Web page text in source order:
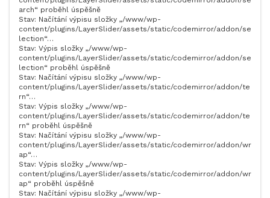
arch“ proběhl úspěšně
Stav: Načítání výpisu složky „/www/wp-
content/plugins/LayerSlider/assets/static/codemirror/addon/se
lection“…
Stav: Výpis složky „/www/wp-
content/plugins/LayerSlider/assets/static/codemirror/addon/se
lection“ proběhl úspěšně
Stav: Načítání výpisu složky „/www/wp-
content/plugins/LayerSlider/assets/static/codemirror/addon/te
rn“…
Stav: Výpis složky „/www/wp-
content/plugins/LayerSlider/assets/static/codemirror/addon/te
rn“ proběhl úspěšně
Stav: Načítání výpisu složky „/www/wp-
content/plugins/LayerSlider/assets/static/codemirror/addon/wr
ap“…
Stav: Výpis složky „/www/wp-
content/plugins/LayerSlider/assets/static/codemirror/addon/wr
ap“ proběhl úspěšně
Stav: Načítání výpisu složky „/www/wp-